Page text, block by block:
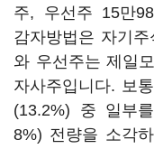
주, 우선주 15만
감자방법은 자기
와 우선주는 제일
자사주입니다. 보
(13.2%) 중 일부
8%) 전량을 소각